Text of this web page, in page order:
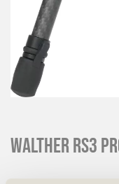
Walther RS3